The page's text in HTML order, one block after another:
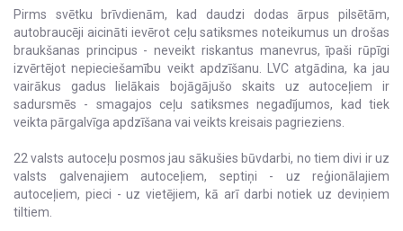
Pirms svētku brīvdienām, kad daudzi dodas ārpus pilsētām,
autobraucēji aicināti ievērot ceļu satiksmes noteikumus un drošas
braukšanas principus - neveikt riskantus manevrus, īpaši rūpīgi
izvērtējot nepieciešamību veikt apdzīšanu. LVC atgādina, ka jau
vairākus gadus lielākais bojāgājušo skaits uz autoceļiem ir
sadursmēs - smagajos ceļu satiksmes negadījumos, kad tiek
veikta pārgalvīga apdzīšana vai veikts kreisais pagrieziens.
22 valsts autoceļu posmos jau sākušies būvdarbi, no tiem divi ir uz
valsts galvenajiem autoceļiem, septiņi - uz reģionālajiem
autoceļiem, pieci - uz vietējiem, kā arī darbi notiek uz deviņiem
tiltiem.